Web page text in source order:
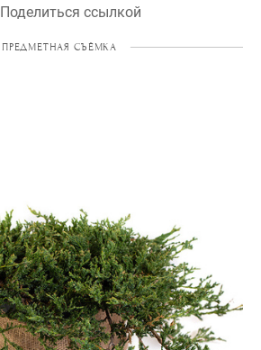
Поделиться ссылкой
ПРЕДМЕТНАЯ СЪЁМКА